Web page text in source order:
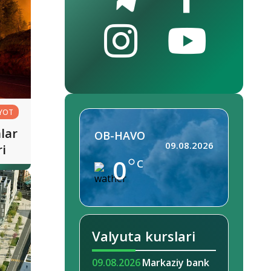
OB-HAVO
0 C
09.08.2026
Valyuta kurslari
09.08.2026Markaziy bank